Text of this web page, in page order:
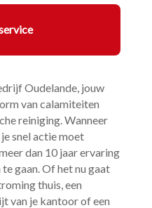
Oudelande, jouw
van calamiteiten
reiniging.​ Wanneer
snel actie moet
dan 10 jaar ervaring
gaan.​ Of het nu gaat
thuis, een
van je kantoor of een